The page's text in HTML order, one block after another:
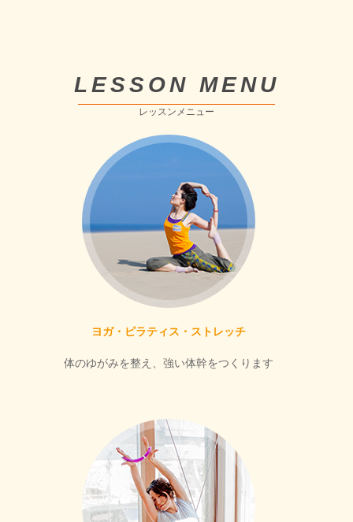
LESSON MENU
レッスンメニュー
ヨガ・ピラティス・ストレッチ
体のゆがみを整え、強い体幹をつくります